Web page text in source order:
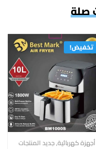
صلة
تخفيض!
أجهزة كهربائية,جديد المنتجات